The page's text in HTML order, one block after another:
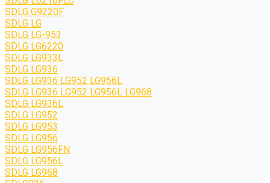
SDLG G9220F
SDLG LG
SDLG LG-953
SDLG LG6220
SDLG LG933L
SDLG LG936
SDLG LG936 LG952 LG956L
SDLG LG936 LG952 LG956L LG968
SDLG LG936L
SDLG LG952
SDLG LG953
SDLG LG956
SDLG LG956FN
SDLG LG956L
SDLG LG968